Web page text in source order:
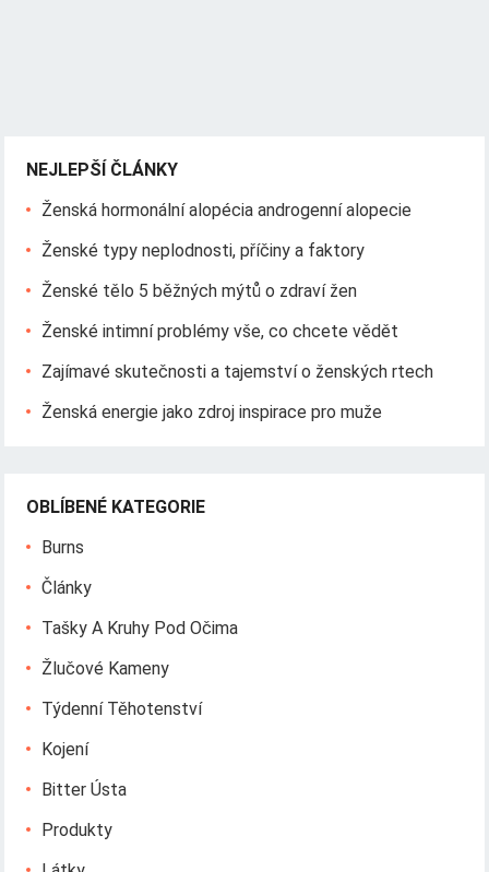
NEJLEPŠÍ ČLÁNKY
Ženská hormonální alopécia androgenní alopecie
Ženské typy neplodnosti, příčiny a faktory
Ženské tělo 5 běžných mýtů o zdraví žen
Ženské intimní problémy vše, co chcete vědět
Zajímavé skutečnosti a tajemství o ženských rtech
Ženská energie jako zdroj inspirace pro muže
OBLÍBENÉ KATEGORIE
Burns
Články
Tašky A Kruhy Pod Očima
Žlučové Kameny
Týdenní Těhotenství
Kojení
Bitter Ústa
Produkty